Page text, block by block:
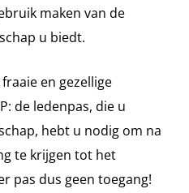
maken van de
u biedt.
en gezellige
de ledenpas, die u
hebt u nodig om na
te krijgen tot het
pas dus geen toegang!